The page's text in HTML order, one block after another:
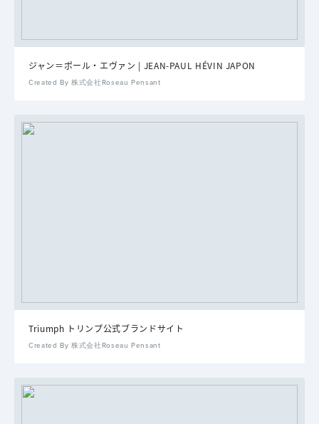
ジャン＝ポール・エヴァン | JEAN-PAUL HÉVIN JAPON
Created By 株式会社Roseau Pensant
Triumph トリンプ公式ブランドサイト
Created By 株式会社Roseau Pensant